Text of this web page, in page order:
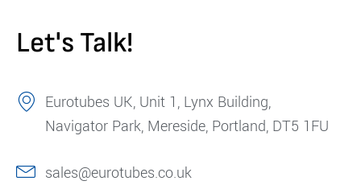
Let's Talk!
Eurotubes UK, Unit 1, Lynx Building,
Navigator Park, Mereside, Portland, DT5 1FU
sales@eurotubes.co.uk